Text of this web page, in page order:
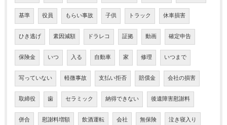
基準 役員 もらい事故 子供 トラック 休車損害
ひき逃げ 素因減額 ドラレコ 証拠 動画 確定申告
保険金 いつ 入る 自動車 家 修理 いつまで
写っていない 軽微事故 支払い拒否 賠償金 会社の損害
取締役 歯 セラミック 納得できない 後遺障害慰謝料
併合 慰謝料増額 飲酒運転 会社 無保険 泣き寝入り